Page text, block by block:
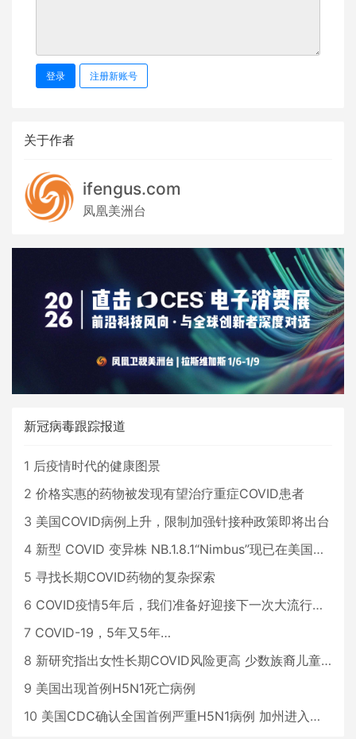
登录 注册新账号
关于作者
ifengus.com
凤凰美洲台
新冠病毒跟踪报道
1 后疫情时代的健康图景
2 价格实惠的药物被发现有望治疗重症COVID患者
3 美国COVID病例上升，限制加强针接种政策即将出台
4 新型 COVID 变异株 NB.1.8.1“Nimbus”现已在美国占据主导地位
5 寻找长期COVID药物的复杂探索
6 COVID疫情5年后，我们准备好迎接下一次大流行了吗？
7 COVID-19，5年又5年…
8 新研究指出女性长期COVID风险更高 少数族裔儿童存在差异
9 美国出现首例H5N1死亡病例
10 美国CDC确认全国首例严重H5N1病例 加州进入紧急状态